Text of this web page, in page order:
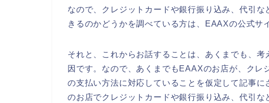
なので、クレジットカードや銀行振り込み、代引
きるのかどうかを調べている方は、EAAXの公式サ
それと、これからお話することは、あくまでも、
因です。なので、あくまでもEAAXのお店が、クレ
の支払い方法に対応していることを仮定して記事
のお店でクレジットカードや銀行振り込み、代引